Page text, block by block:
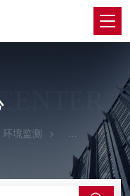
环境监测 风速仪/风量计/